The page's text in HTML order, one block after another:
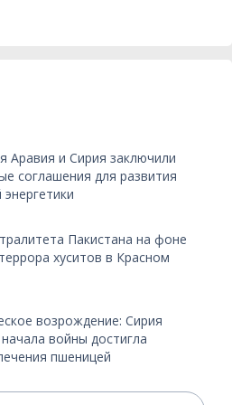
Аравия и Сирия заключили
соглашения для развития
Пакистана на фоне
хуситов в Красном
возрождение: Сирия
войны достигла
пшеницей